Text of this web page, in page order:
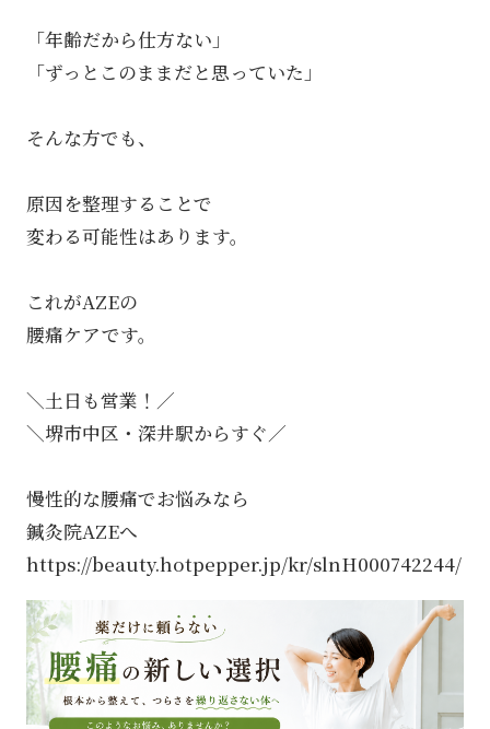
「年齢だから仕方ない」
「ずっとこのままだと思っていた」
そんな方でも、
原因を整理することで
変わる可能性はあります。
これがAZEの
腰痛ケアです。
＼土日も営業！／
＼堺市中区・深井駅からすぐ／
慢性的な腰痛でお悩みなら
鍼灸院AZEへ
https://beauty.hotpepper.jp/kr/slnH000742244/